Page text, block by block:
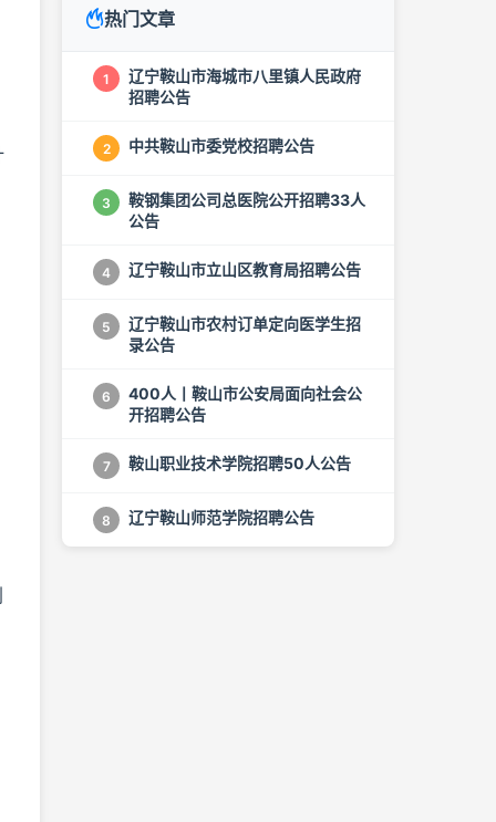
热门文章
1
辽宁鞍山市海城市八里镇人民政府
招聘公告
2 中共鞍山市委党校招聘公告
3
鞍钢集团公司总医院公开招聘33人
公告
4 辽宁鞍山市立山区教育局招聘公告
5
辽宁鞍山市农村订单定向医学生招
录公告
6
400人丨鞍山市公安局面向社会公
开招聘公告
7 鞍山职业技术学院招聘50人公告
8 辽宁鞍山师范学院招聘公告